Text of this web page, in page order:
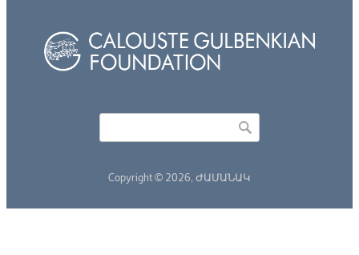
Copyright © 2026, ԺԱՄԱՆԱԿ